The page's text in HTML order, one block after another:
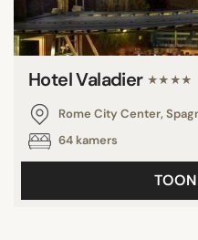
Hotel Valadier ★★★★
Rome City Center,
64 kamers
TOON